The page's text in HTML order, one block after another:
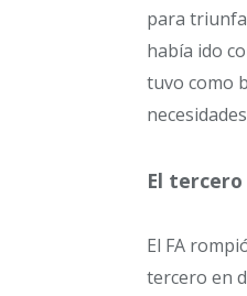
para
había ido
tuvo como
El
El FA
tercero en